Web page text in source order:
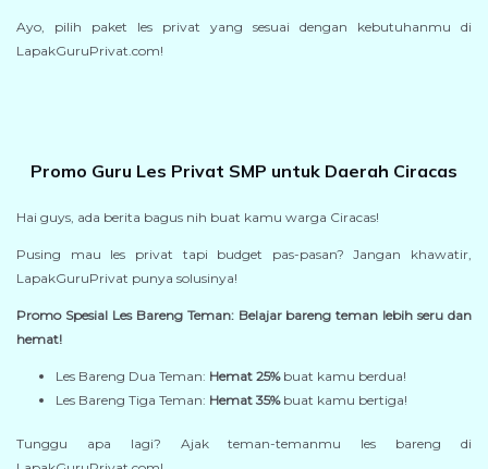
Ayo, pilih paket les privat yang sesuai dengan kebutuhanmu di
LapakGuruPrivat.com!
Promo Guru Les Privat SMP untuk Daerah Ciracas
Hai guys, ada berita bagus nih buat kamu warga Ciracas!
Pusing mau les privat tapi budget pas-pasan? Jangan khawatir,
LapakGuruPrivat punya solusinya!
Promo Spesial Les Bareng Teman: Belajar bareng teman lebih seru dan
hemat!
Les Bareng Dua Teman: Hemat 25%buat kamu berdua!
Les Bareng Tiga Teman: Hemat 35%buat kamu bertiga!
Tunggu apa lagi? Ajak teman-temanmu les bareng di